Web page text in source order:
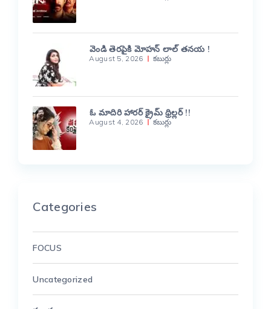
వెండి తెరపైకి మోహన్ లాల్ తనయ !
August 5, 2026 కబుర్లు
ఓ మాదిరి హారర్ క్రైమ్ థ్రిల్లర్ !!
August 4, 2026 కబుర్లు
Categories
FOCUS
Uncategorized